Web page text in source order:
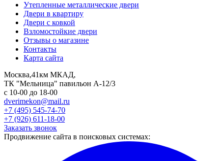
Утепленные металлические двери
Двери в квартиру
Двери с ковкой
Взломостойкие двери
Отзывы о магазине
Контакты
Карта сайта
Москва,41км МКАД,
ТК "Мельница" павильон А-12/3
с 10-00 до 18-00
dverimekon@mail.ru
+7 (495) 545-74-70
+7 (926) 611-18-00
Заказать звонок
Продвижение сайта в поисковых системах: